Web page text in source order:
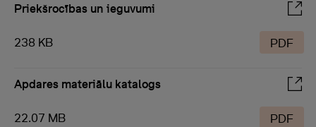
Priekšrocības un ieguvumi
238 KB PDF
Apdares materiālu katalogs
22.07 MB PDF